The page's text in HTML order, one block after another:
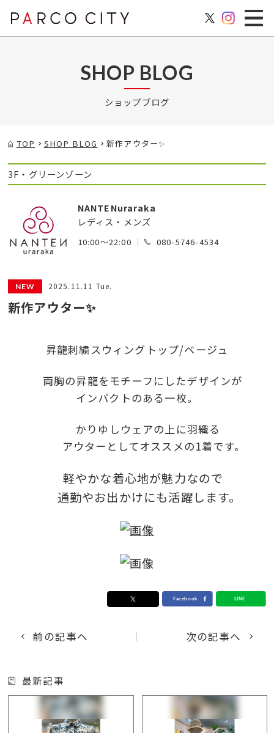
SHOP BLOG
ショップブログ
TOP SHOP BLOG 新作アウター✨
3F・グリーンゾーン
NANTENuraraka
レディス・メンズ
10:00～22:00 080-5746-4534
2025.11.11 Tue.
新作アウター✨
昇龍刺繍スウィングトップ/ベージュ
両胸の昇龍をモチーフにしたデザインが
インパクトのある一枚。
かりゆしウェアの上に羽織る
アウターとしてオススメの1着です。
軽やかな着心地が魅力なので
通勤やお出かけにも活躍します。
前の記事へ 次の記事へ
最新記事